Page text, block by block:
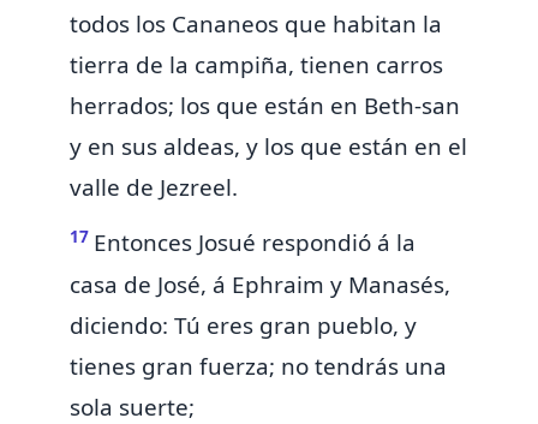
todos los Cananeos que habitan la
tierra de la campiña, tienen carros
herrados; los que están en Beth-san
y en sus aldeas, y los que están en el
valle de Jezreel.
17 Entonces Josué respondió á la
casa de José, á Ephraim y Manasés,
diciendo: Tú eres gran pueblo, y
tienes gran fuerza; no tendrás una
sola suerte;